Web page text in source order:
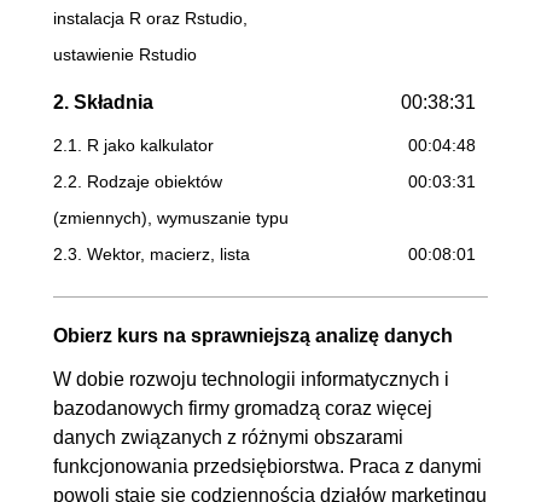
instalacja R oraz Rstudio,
ustawienie Rstudio
2. Składnia 00:38:31
2.1. R jako kalkulator
00:04:48
2.2. Rodzaje obiektów
(zmiennych), wymuszanie typu
00:03:31
2.3. Wektor, macierz, lista
00:08:01
2.5. Ramka danych
00:07:24
2.6. Działania wektorowe
00:04:05
2.7. If, ifelse
2.8. Pętla: for, while
00:04:15
Obierz kurs na sprawniejszą analizę danych
W dobie rozwoju technologii informatycznych i
bazodanowych firmy gromadzą coraz więcej
danych związanych z różnymi obszarami
funkcjonowania przedsiębiorstwa. Praca z danymi
powoli staje się codziennością działów marketingu